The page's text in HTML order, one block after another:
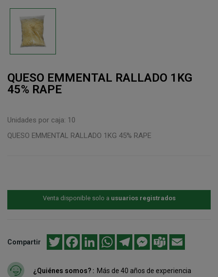
QUESO EMMENTAL RALLADO 1KG
45% RAPE
Unidades por caja: 10
QUESO EMMENTAL RALLADO 1KG 45% RAPE
Venta disponible solo a usuarios registrados
Compartir Twitter FacebookLinkedInWhatsAppTelegramMessenger
Teams
¿Quiénes somos? Más de 40 años de experiencia